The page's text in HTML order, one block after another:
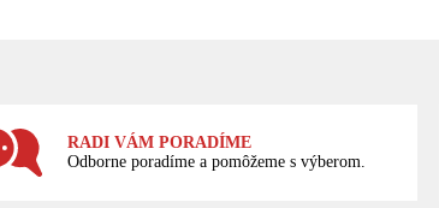
RADI VÁM PORADÍME
Odborne poradíme a pomôžeme s výberom.